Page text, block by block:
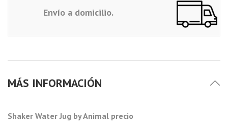
Envío a domicilio.
MÁS INFORMACIÓN
Shaker Water Jug by Animal precio